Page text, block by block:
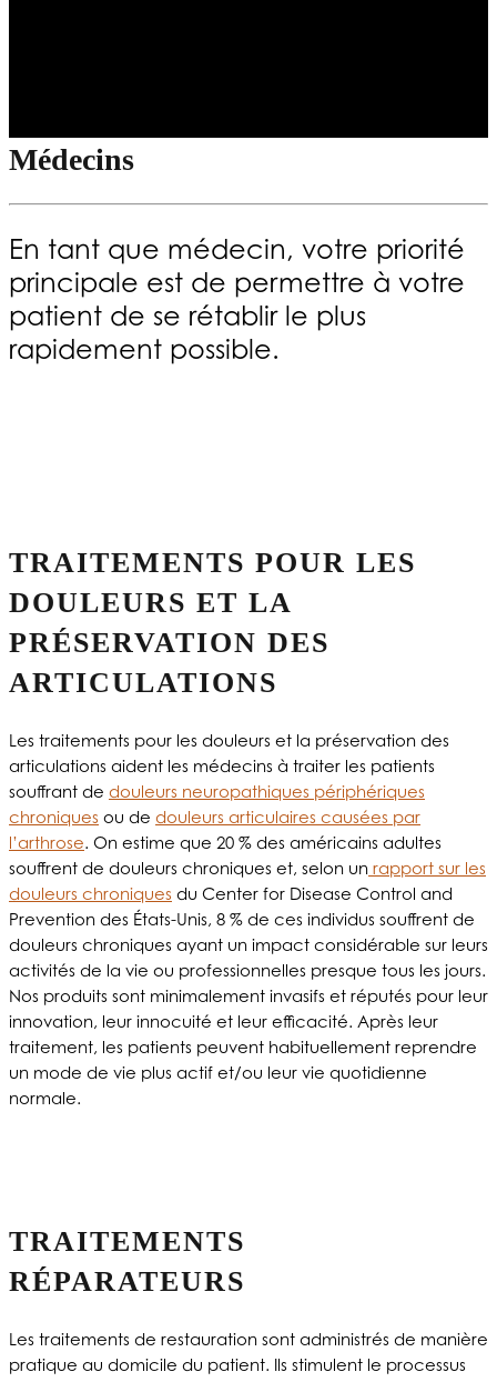
Médecins
En tant que médecin, votre priorité
principale est de permettre à votre
patient de se rétablir le plus
rapidement possible.
TRAITEMENTS POUR LES
DOULEURS ET LA
PRÉSERVATION DES
ARTICULATIONS
Les traitements pour les douleurs et la préservation des
articulations aident les médecins à traiter les patients
souffrant de douleurs neuropathiques périphériques
chroniques ou de douleurs articulaires causées par
l’arthrose. On estime que 20 % des américains adultes
souffrent de douleurs chroniques et, selon un rapport sur les
douleurs chroniques du Center for Disease Control and
Prevention des États-Unis, 8 % de ces individus souffrent de
douleurs chroniques ayant un impact considérable sur leurs
activités de la vie ou professionnelles presque tous les jours.
Nos produits sont minimalement invasifs et réputés pour leur
innovation, leur innocuité et leur efficacité. Après leur
traitement, les patients peuvent habituellement reprendre
un mode de vie plus actif et/ou leur vie quotidienne
normale.
TRAITEMENTS
RÉPARATEURS
Les traitements de restauration sont administrés de manière
pratique au domicile du patient. Ils stimulent le processus